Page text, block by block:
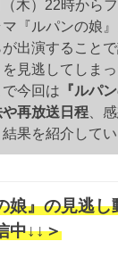
木）22時から
『ルパンの娘
出演すること
を見逃してしま
今回は 『ルパ
再放送日程 、
果を紹介してい
娘』の見逃
中↓↓＞